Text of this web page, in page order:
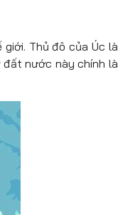
Thủ đô của Úc là
đất nước này chính là